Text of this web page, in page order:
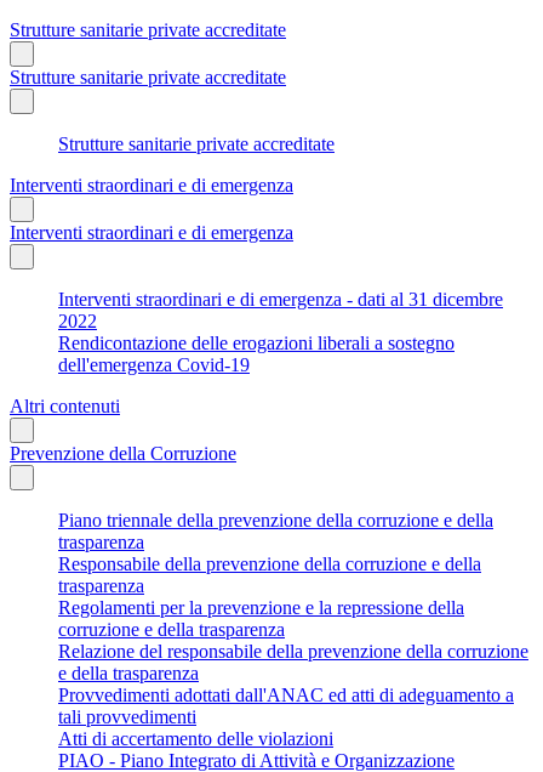
Strutture sanitarie private accreditate
Strutture sanitarie private accreditate
Strutture sanitarie private accreditate
Interventi straordinari e di emergenza
Interventi straordinari e di emergenza
Interventi straordinari e di emergenza - dati al 31 dicembre
2022
Rendicontazione delle erogazioni liberali a sostegno
dell'emergenza Covid-19
Altri contenuti
Prevenzione della Corruzione
Piano triennale della prevenzione della corruzione e della
trasparenza
Responsabile della prevenzione della corruzione e della
trasparenza
Regolamenti per la prevenzione e la repressione della
corruzione e della trasparenza
Relazione del responsabile della prevenzione della corruzione
e della trasparenza
Provvedimenti adottati dall'ANAC ed atti di adeguamento a
tali provvedimenti
Atti di accertamento delle violazioni
PIAO - Piano Integrato di Attività e Organizzazione